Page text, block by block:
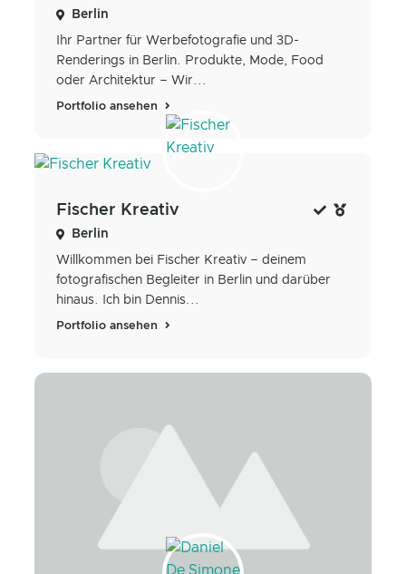
Berlin
Ihr Partner für Werbefotografie und 3D-
Renderings in Berlin. Produkte, Mode, Food
oder Architektur – Wir...
Portfolio ansehen
Fischer Kreativ
Berlin
Willkommen bei Fischer Kreativ – deinem
fotografischen Begleiter in Berlin und darüber
hinaus. Ich bin Dennis...
Portfolio ansehen